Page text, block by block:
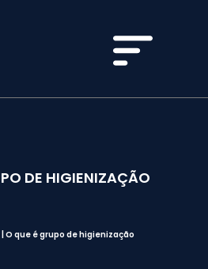
DE HIGIENIZAÇÃO
O que é grupo de higienização